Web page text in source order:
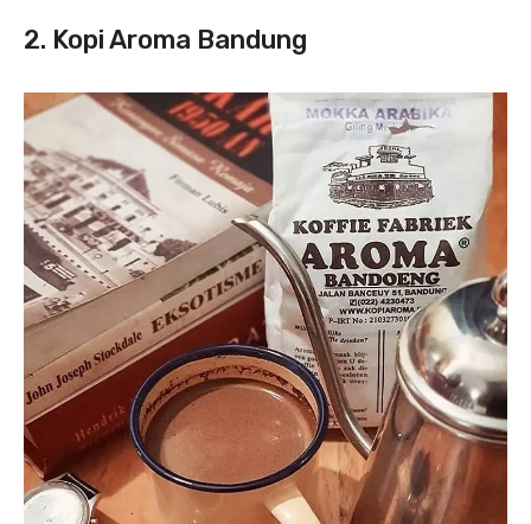
2. Kopi Aroma Bandung